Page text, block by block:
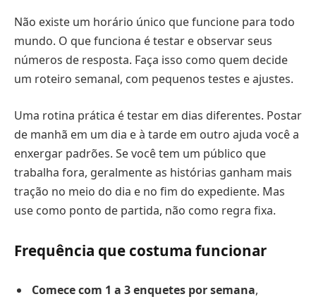
Não existe um horário único que funcione para todo
mundo. O que funciona é testar e observar seus
números de resposta. Faça isso como quem decide
um roteiro semanal, com pequenos testes e ajustes.
Uma rotina prática é testar em dias diferentes. Postar
de manhã em um dia e à tarde em outro ajuda você a
enxergar padrões. Se você tem um público que
trabalha fora, geralmente as histórias ganham mais
tração no meio do dia e no fim do expediente. Mas
use como ponto de partida, não como regra fixa.
Frequência que costuma funcionar
Comece com 1 a 3 enquetes por semana,